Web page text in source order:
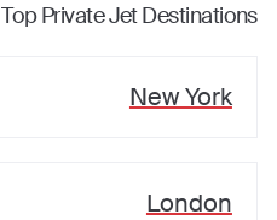
Top Private Jet Destinations
New York
London